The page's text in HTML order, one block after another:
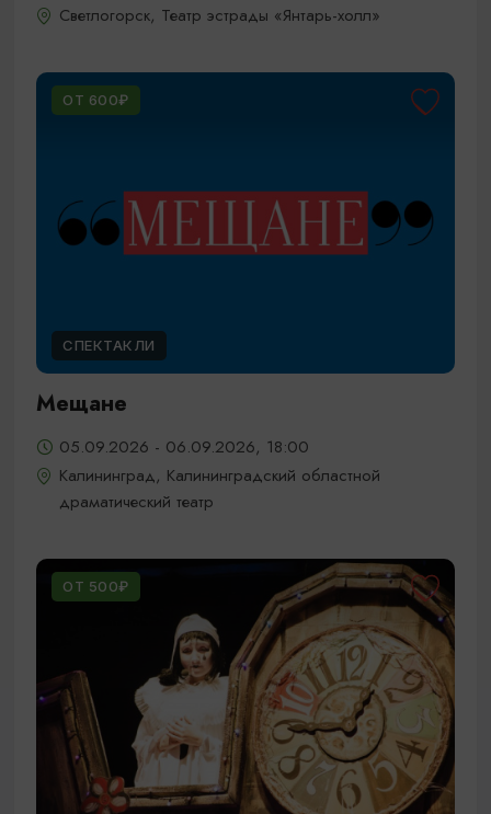
Светлогорск, Театр эстрады «Янтарь-холл»
ОТ 600₽
СПЕКТАКЛИ
Мещане
05.09.2026 - 06.09.2026, 18:00
Калининград, Калининградский областной
драматический театр
ОТ 500₽